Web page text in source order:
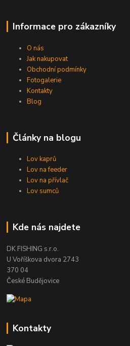
Informace pro zákazníky
O nás
Jak nakupovat
Obchodní podmínky
Fotogalerie
Kontakty
Blog
Články na blogu
Lov kaprů
Lov na feeder
Lov na přívlač
Lov sumců
Kde nás najdete
DK FISHING s.r.o.
U Voříškova dvora 2743
370 04
České Budějovice
Kontakty